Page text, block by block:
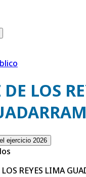
LOS
ejercicio 2026
REYES LIMA